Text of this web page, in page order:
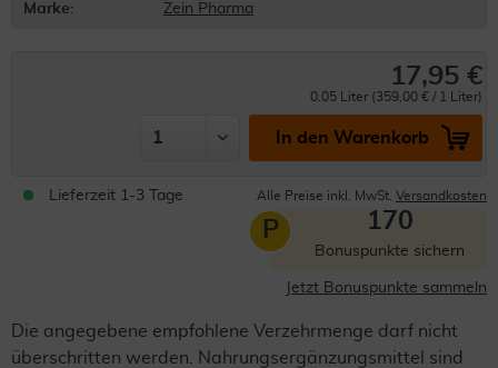
Marke:
Zein Pharma
17,95 €
0.05 Liter (359,00 € / 1 Liter)
In den Warenkorb
Lieferzeit 1-3 Tage Alle Preise inkl. MwSt. Versandkosten
P 170
Bonuspunkte sichern
Jetzt Bonuspunkte sammeln
Die angegebene empfohlene Verzehrmenge darf nicht
überschritten werden. Nahrungsergänzungsmittel sind